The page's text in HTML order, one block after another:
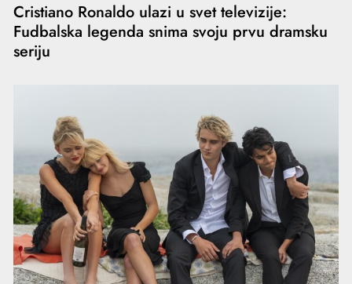
Cristiano Ronaldo ulazi u svet televizije:
Fudbalska legenda snima svoju prvu dramsku
seriju